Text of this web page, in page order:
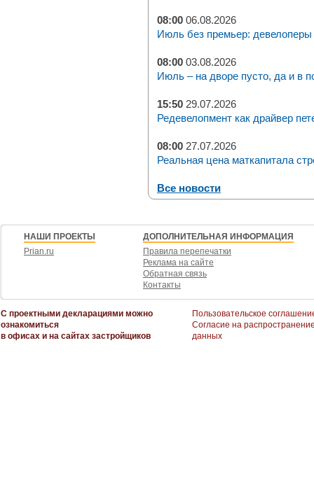
08:00 06.08.2026
Июль без премьер: девелоперы
08:00 03.08.2026
Июль – на дворе пусто, да и в
15:50 29.07.2026
Редевелопмент как драйвер
08:00 27.07.2026
Реальная цена маткапитала
Все новости
НАШИ ПРОЕКТЫ
Prian.ru
ДОПОЛНИТЕЛЬНАЯ ИНФОРМАЦИЯ
Правила перепечатки
Реклама на сайте
Обратная связь
Контакты
С проектными декларациями можно
ознакомиться
в офисах и на сайтах застройщиков
Пользовательское
Согласие на
данных